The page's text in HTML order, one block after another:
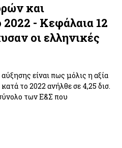
και
- Κεφάλαια 12
οι ελληνικές
είναι πως μόλις η αξία
το 2022 ανήλθε σε 4,25 δισ.
των Ε&Σ που